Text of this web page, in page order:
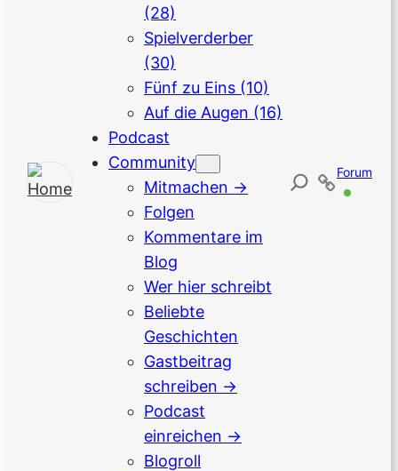
(28)
Spielverderber
(30)
Fünf zu Eins (10)
Auf die Augen (16)
Podcast
Community
Mitmachen →
Folgen
Kommentare im
Blog
Wer hier schreibt
Beliebte
Geschichten
Gastbeitrag
schreiben →
Podcast
einreichen →
Blogroll
Forum